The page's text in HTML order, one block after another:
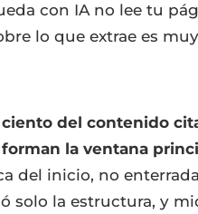
con IA no lee tu
lo que extrae es
ciento del contenido
la ventana
del inicio, no
solo la estructura, y